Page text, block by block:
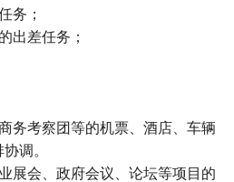
务；
出差任务；
务考察团等的机票、酒店、车辆
调。
展会、政府会议、论坛等项目的